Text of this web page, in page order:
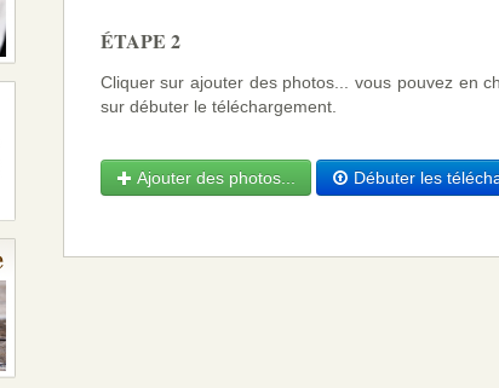
ÉTAPE 2
Cliquer sur ajouter des photos... vous pouvez en
sur débuter le téléchargement.
Ajouter des photos... Débuter les